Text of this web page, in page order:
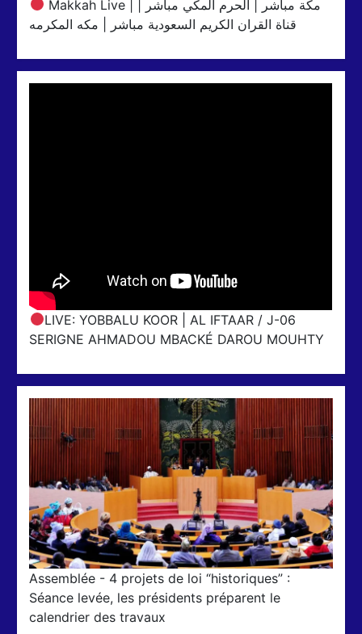
Makkah Live | مكة مباشر | الحرم المكي مباشر |
قناة القران الكريم السعودية مباشر | مكه المكرمه
LIVE: YOBBALU KOOR | AL IFTAAR / J-06
SERIGNE AHMADOU MBACKÉ DAROU MOUHTY
Assemblée - 4 projets de loi “historiques” :
Séance levée, les présidents préparent le
calendrier des travaux